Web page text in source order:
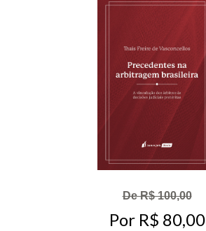
De R$ 100,00
Por R$ 80,00